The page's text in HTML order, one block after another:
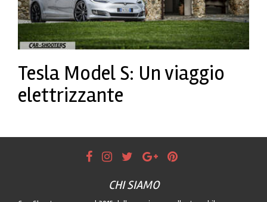
Tesla Model S: Un viaggio
elettrizzante
CHI SIAMO